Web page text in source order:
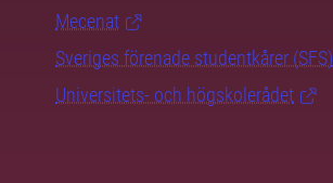
Mecenat
Sveriges förenade studentkårer (SFS)
Universitets- och högskolerådet